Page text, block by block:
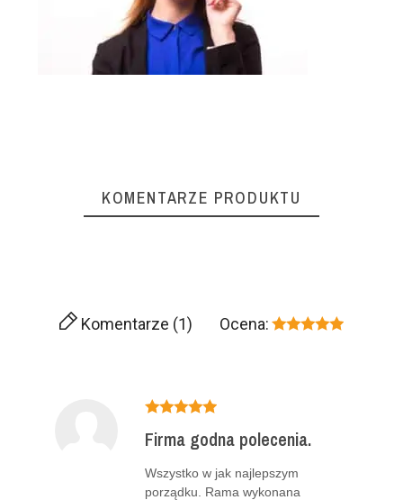
KOMENTARZE PRODUKTU
Komentarze (1) Ocena:
Firma godna polecenia.
Wszystko w jak najlepszym
porządku. Rama wykonana